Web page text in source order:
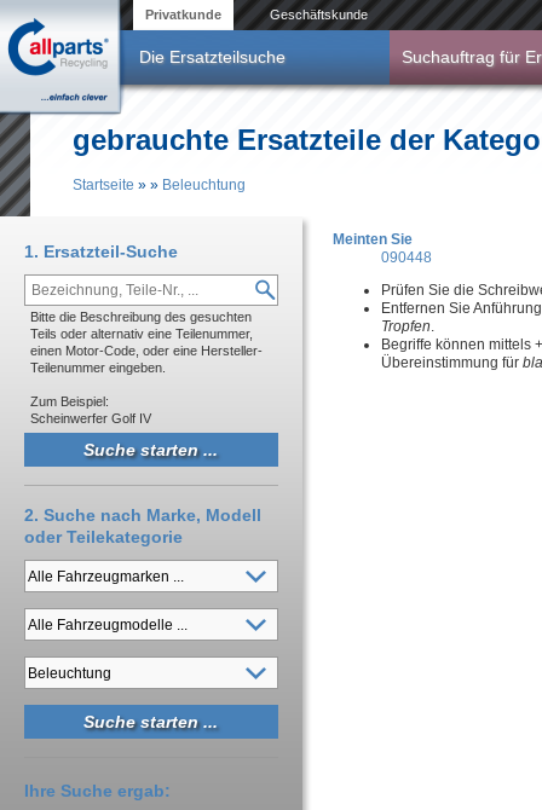
Privatkunde Geschäftskunde
Die Ersatzteilsuche Suchauftrag für
gebrauchte Ersatzteile der
Startseite » » Beleuchtung
Meinten Sie
090448
Prüfen Sie die
Entfernen Sie
Tropfen.
Begriffe können mittels
Übereinstimmung für
1. Ersatzteil-Suche
Bitte die Beschreibung des gesuchten
Teils oder alternativ eine Teilenummer,
einen Motor-Code, oder eine Hersteller-
Teilenummer eingeben.
Zum Beispiel:
Scheinwerfer Golf IV
2. Suche nach Marke, Modell
oder Teilekategorie
Ihre Suche ergab: